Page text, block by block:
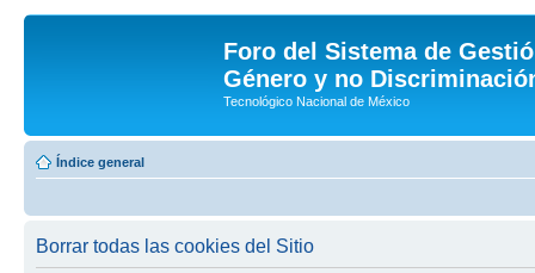
Foro del Sistema de
Género y no
Tecnológico Nacional de México
Índice general
Borrar todas las cookies del Sitio